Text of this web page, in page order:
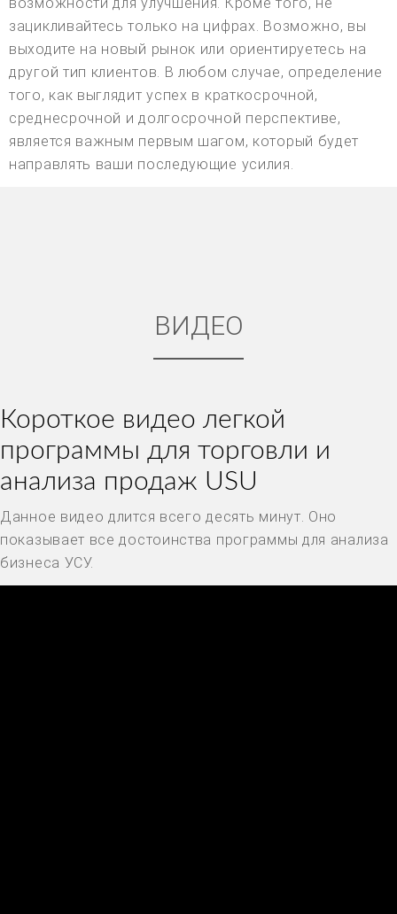
зацикливайтесь только на цифрах. Возможно, вы
выходите на новый рынок или ориентируетесь на
другой тип клиентов. В любом случае, определение
того, как выглядит успех в краткосрочной,
среднесрочной и долгосрочной перспективе,
является важным первым шагом, который будет
направлять ваши последующие усилия.
ВИДЕО
Короткое видео легкой
программы для торговли и
анализа продаж USU
Данное видео длится всего десять минут. Оно
показывает все достоинства программы для анализа
бизнеса УСУ.